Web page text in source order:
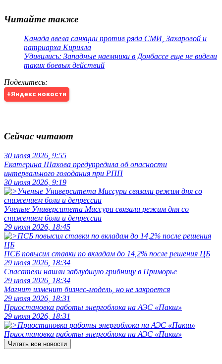
Читайте также
Канада ввела санкции против ряда СМИ, Захаровой и
патриарха Кирилла
Удивились: Западные наемники в Донбассе еще не видели
таких боевых действий
Поделитесь:
+Яндекс новости
Сейчас читают
30 июля 2026, 9:55
Екатерина Шахова предупредила об опасности
интервального голодания при РПП
30 июля 2026, 9:19
Ученые Университета Миссури связали режим дня со
снижением боли и депрессии
29 июля 2026, 18:45
ПСБ повысил ставки по вкладам до 14,2% после решения ЦБ
29 июля 2026, 18:34
Спасатели нашли заблудшую грибницу в Приморье
29 июля 2026, 18:34
Магнит изменит бизнес-модель, но не закроется
29 июля 2026, 18:31
Приостановка работы энергоблока на АЭС «Пакш»
29 июля 2026, 18:31
Приостановка работы энергоблока на АЭС «Пакш»
Читать все новости